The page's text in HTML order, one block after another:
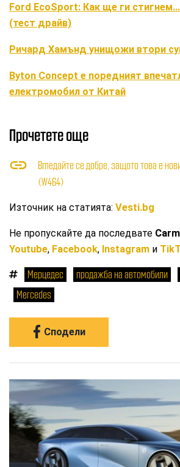
Ford EcoSport: Как ще ги
(тест драйв)
Ричард Хамънд унищожи втори
Byton Concept е поредният
електромобил от Китай
Прочетете още
Вгледайте се добре, защото това е
(W464)
Източник на статията:Vesti.bg
Не пропускайте да последвате
Youtube, Facebook, Instagram и
Мерцедес продажба на автомобили
Mercedes
Сподели